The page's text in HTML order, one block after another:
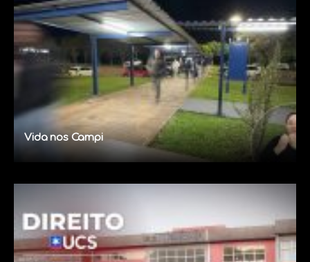
Vida nos Campi